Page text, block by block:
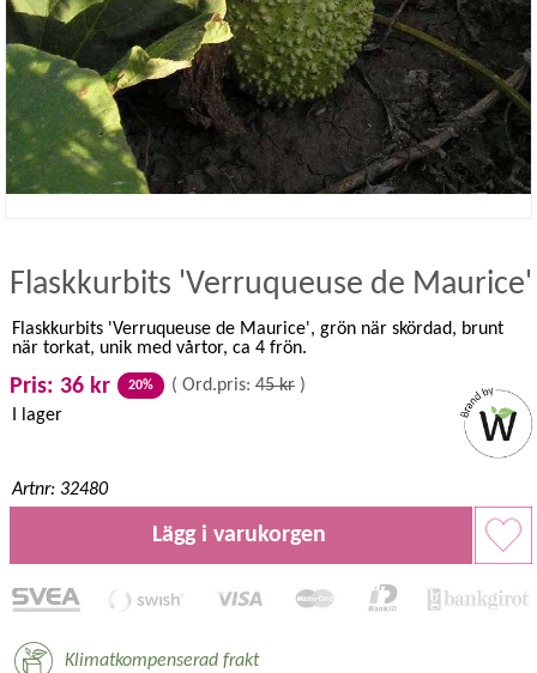
Flaskkurbits 'Verruqueuse de Maurice'
Flaskkurbits 'Verruqueuse de Maurice', grön när skördad, brunt
när torkat, unik med vårtor, ca 4 frön.
Pris: 36 kr 20% ( Ord.pris: 45 kr )
I lager
Artnr: 32480
Lägg i varukorgen
Klimatkompenserad frakt